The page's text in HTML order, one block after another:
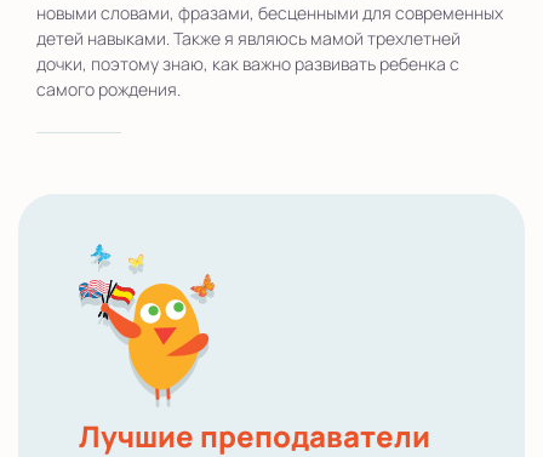
новыми словами, фразами, бесценными для современных
детей навыками. Также я являюсь мамой трехлетней
дочки, поэтому знаю, как важно развивать ребенка с
самого рождения.
Лучшие преподаватели